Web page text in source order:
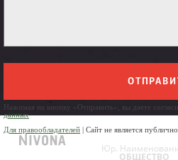
Нажимая на кнопку «Отправить», вы даете
данных
Для правообладателей | Сайт не является
Юр.
ОБЩЕСТВО